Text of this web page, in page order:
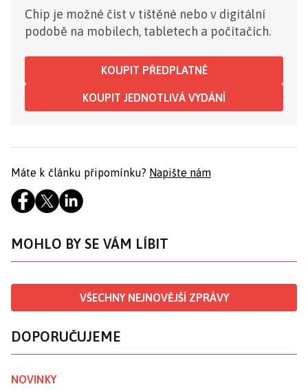
Chip je možné číst v tištěné nebo v digitální
podobě na mobilech, tabletech a počítačích.
KOUPIT PŘEDPLATNÉ
KOUPIT JEDNOTLIVÁ VYDÁNÍ
Máte k článku připomínku? Napište nám
MOHLO BY SE VÁM LÍBIT
VŠECHNY NEJNOVĚJŠÍ ZPRÁVY
DOPORUČUJEME
NOVINKY